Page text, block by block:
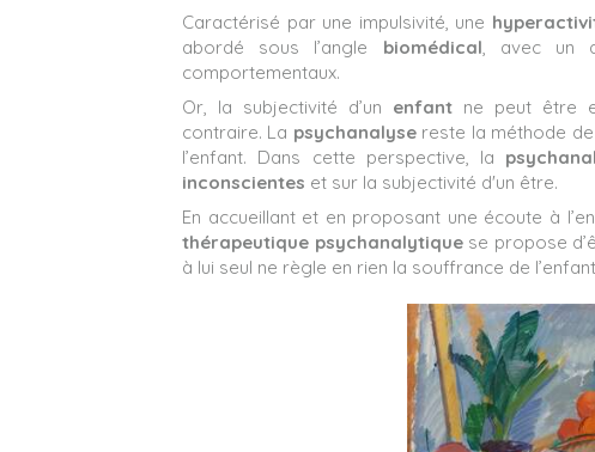
Caractérisé par une impulsivité, une
abordé sous l’angle biomédical , avec un
comportementaux.
Or, la subjectivité d’un enfant ne peut être
contraire. La psychanalyse reste la méthode
l’enfant. Dans cette perspective, la
inconscientes et sur la subjectivité d'un être.
En accueillant et en proposant une écoute à
thérapeutique psychanalytique se propose
à lui seul ne règle en rien la souffrance de